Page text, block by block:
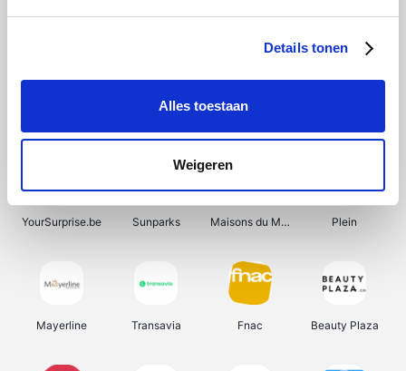
Details tonen
Alles toestaan
Weigeren
Shein Bergfreunde Pazzox Smartwatchbanden
YourSurprise.be Sunparks Maisons du Monde Plein
Mayerline Transavia Fnac Beauty Plaza